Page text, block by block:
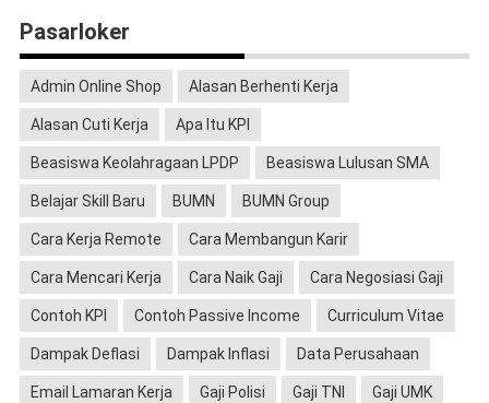
Pasarloker
Admin Online Shop Alasan Berhenti Kerja
Alasan Cuti Kerja Apa Itu KPI
Beasiswa Keolahragaan LPDP Beasiswa Lulusan SMA
Belajar Skill Baru BUMN BUMN Group
Cara Kerja Remote Cara Membangun Karir
Cara Mencari Kerja Cara Naik Gaji Cara Negosiasi Gaji
Contoh KPI Contoh Passive Income Curriculum Vitae
Dampak Deflasi Dampak Inflasi Data Perusahaan
Email Lamaran Kerja Gaji Polisi Gaji TNI Gaji UMK